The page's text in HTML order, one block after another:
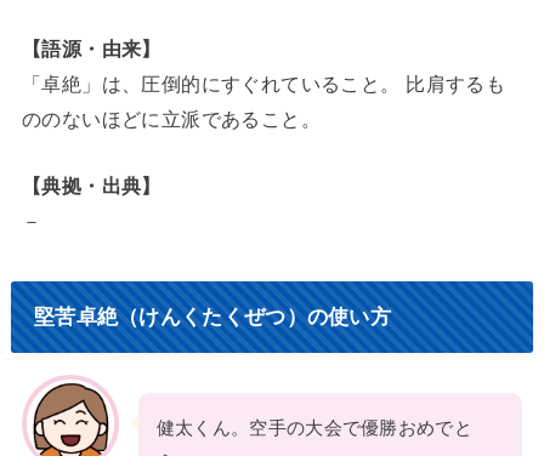
【語源・由来】
「卓絶」は、圧倒的にすぐれていること。 比肩するも
ののないほどに立派であること。
【典拠・出典】
－
堅苦卓絶（けんくたくぜつ）の使い方
健太くん。空手の大会で優勝おめでと